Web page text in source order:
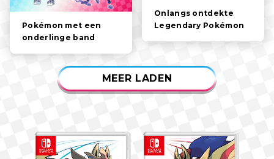
Onlangs ontdekte
Legendary Pokémon
Pokémon met een
onderlinge band
MEER LADEN